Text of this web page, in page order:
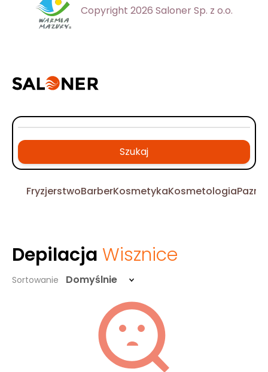
Copyright 2026 Saloner Sp. z o.o.
Szukaj
FryzjerstwoBarberKosmetykaKosmetologia
Depilacja Wisznice
Sortowanie Domyślnie